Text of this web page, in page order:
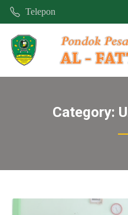
Telepon
Category: